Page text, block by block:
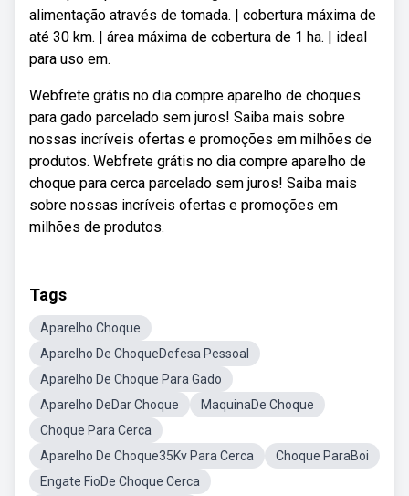
alimentação através de tomada. | cobertura máxima de
até 30 km. | área máxima de cobertura de 1 ha. | ideal
para uso em.
Webfrete grátis no dia compre aparelho de choques
para gado parcelado sem juros! Saiba mais sobre
nossas incríveis ofertas e promoções em milhões de
produtos. Webfrete grátis no dia compre aparelho de
choque para cerca parcelado sem juros! Saiba mais
sobre nossas incríveis ofertas e promoções em
milhões de produtos.
Tags
Aparelho Choque
Aparelho De ChoqueDefesa Pessoal
Aparelho De Choque Para Gado
Aparelho DeDar Choque
MaquinaDe Choque
Choque Para Cerca
Aparelho De Choque35Kv Para Cerca
Choque ParaBoi
Engate FioDe Choque Cerca